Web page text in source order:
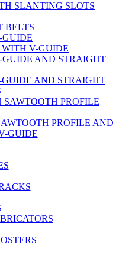
SLANTING SLOTS
BELTS
V-GUIDE
AND STRAIGHT
PROFILE AND
GUIDE